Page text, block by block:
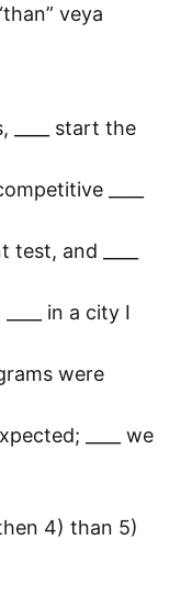
veya
____ start the
____
and ____
in a city I
were
____ we
4) than 5)